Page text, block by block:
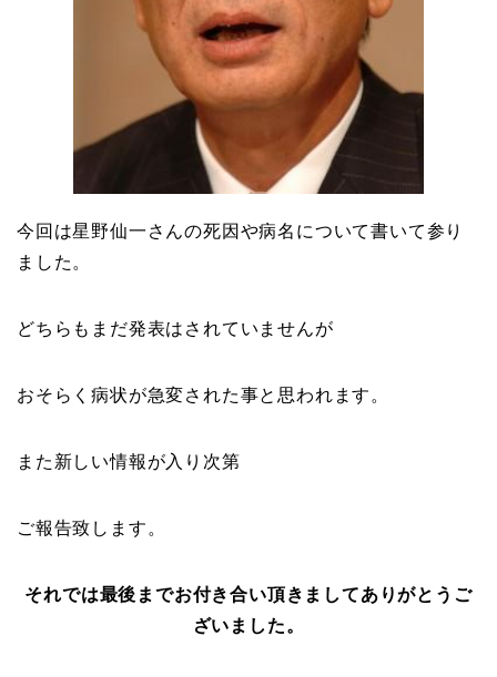
今回は星野仙一さんの死因や病名について書いて参り
ました。
どちらもまだ発表はされていませんが
おそらく病状が急変された事と思われます。
また新しい情報が入り次第
ご報告致します。
それでは最後までお付き合い頂きましてありがとうご
ざいました。